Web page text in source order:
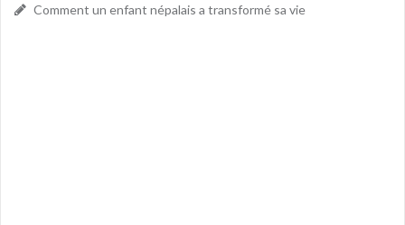
Comment un enfant népalais a transformé sa vie